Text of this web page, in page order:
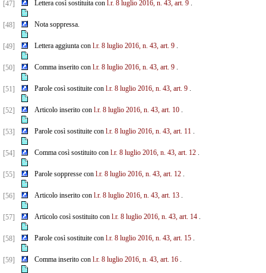
[47] Lettera così sostituita con l.r. 8 luglio 2016, n. 43, art. 9.
[48] Nota soppressa.
[49] Lettera aggiunta con l.r. 8 luglio 2016, n. 43, art. 9.
[50] Comma inserito con l.r. 8 luglio 2016, n. 43, art. 9.
[51] Parole così sostituite con l.r. 8 luglio 2016, n. 43, art. 9.
[52] Articolo inserito con l.r. 8 luglio 2016, n. 43, art. 10.
[53] Parole così sostituite con l.r. 8 luglio 2016, n. 43, art. 11.
[54] Comma così sostituito con l.r. 8 luglio 2016, n. 43, art. 12.
[55] Parole soppresse con l.r. 8 luglio 2016, n. 43, art. 12.
[56] Articolo inserito con l.r. 8 luglio 2016, n. 43, art. 13.
[57] Articolo così sostituito con l.r. 8 luglio 2016, n. 43, art. 14.
[58] Parole così sostituite con l.r. 8 luglio 2016, n. 43, art. 15.
[59] Comma inserito con l.r. 8 luglio 2016, n. 43, art. 16.